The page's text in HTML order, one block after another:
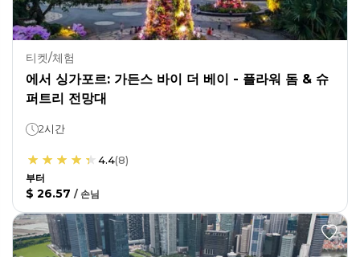
티켓/체험
에서 싱가포르: 가든스 바이 더 베이 - 플라워 돔 & 슈
퍼트리 전망대
2시간
4.4(8)
부터
$ 26.57 / 손님